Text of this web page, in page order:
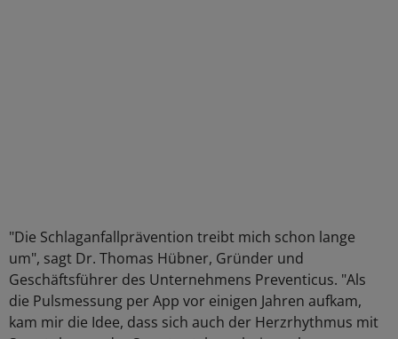
"Die Schlaganfallprävention treibt mich schon lange
um", sagt Dr. Thomas Hübner, Gründer und
Geschäftsführer des Unternehmens Preventicus. "Als
die Pulsmessung per App vor einigen Jahren aufkam,
kam mir die Idee, dass sich auch der Herzrhythmus mit